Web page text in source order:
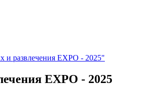
и развлечения EXPO - 2025"
EXPO - 2025